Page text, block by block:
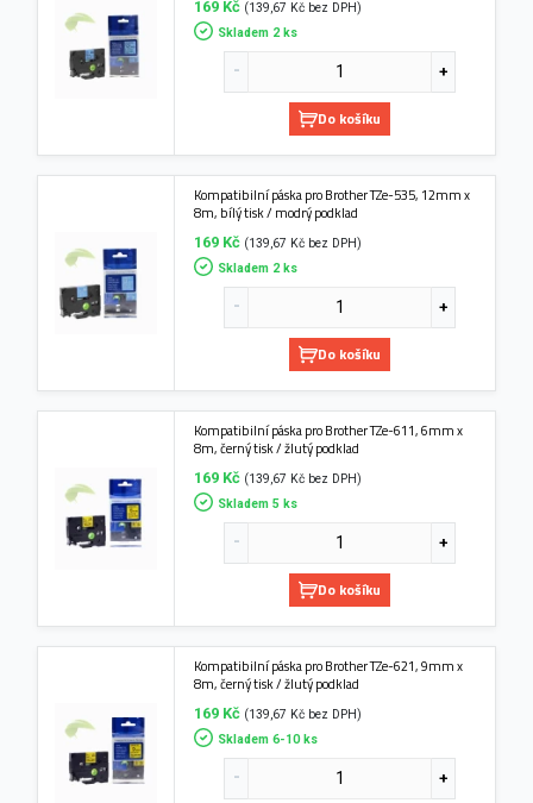
169 Kč (139,67 Kč bez DPH)
Skladem 2 ks
Do košíku
Kompatibilní páska pro Brother TZe-535, 12mm x
8m, bílý tisk / modrý podklad
169 Kč (139,67 Kč bez DPH)
Skladem 2 ks
Do košíku
Kompatibilní páska pro Brother TZe-611, 6mm x
8m, černý tisk / žlutý podklad
169 Kč (139,67 Kč bez DPH)
Skladem 5 ks
Do košíku
Kompatibilní páska pro Brother TZe-621, 9mm x
8m, černý tisk / žlutý podklad
169 Kč (139,67 Kč bez DPH)
Skladem 6-10 ks